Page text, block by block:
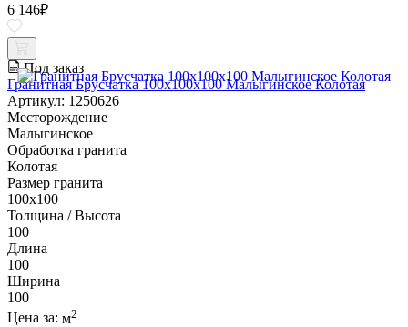
6 146₽
Под заказ
Гранитная Брусчатка 100х100x100 Малыгинское Колотая
Артикул: 1250626
Месторождение
Малыгинское
Обработка гранита
Колотая
Размер гранита
100х100
Толщина / Высота
100
Длина
100
Ширина
100
Цена за: м2